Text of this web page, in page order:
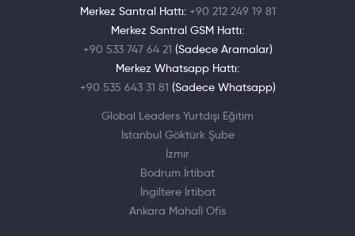
Merkez Santral Hattı: +90 212 249 19 81
Merkez Santral GSM Hattı:
+90 533 747 64 21 (Sadece Aramalar)
Merkez Whatsapp Hattı:
+90 535 643 31 81 (Sadece Whatsapp)
Global Leaders Yurtdışı Eğitim
İstanbul Göktürk Şube
İzmir
Bodrum İrtibat
İngiltere İrtibat
Ankara Mahall Ofis